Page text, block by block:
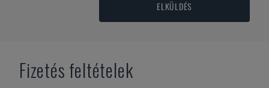
ELKÜLDÉS
Fizetés feltételek